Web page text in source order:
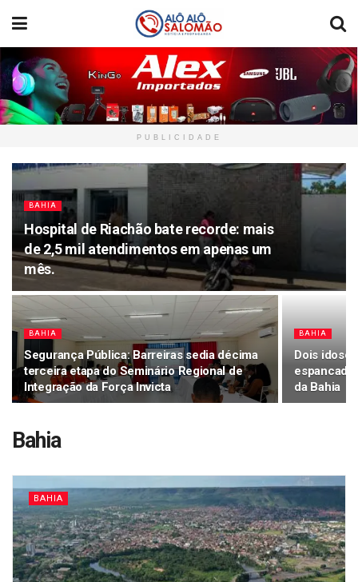
PUBLICIDADE
BAHIA
Hospital de Riachão bate recorde: mais
de 2,5 mil atendimentos em apenas um
mês.
BAHIA
Segurança Pública: Barreiras sedia décima
terceira etapa do Seminário Regional de
Integração da Força Invicta
BAHIA
Dois
da Bahia
Bahia
BAHIA